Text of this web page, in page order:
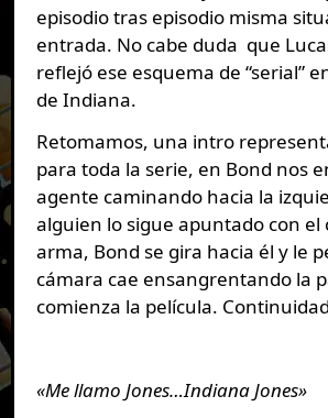
episodio tras episodio misma
entrada. No cabe duda que
reflejó ese esquema de “serial”
de Indiana.
Retomamos, una intro
para toda la serie, en Bond nos
agente caminando hacia la
alguien lo sigue apuntado con el
arma, Bond se gira hacia él y le
cámara cae ensangrentando la
comienza la película.
«Me llamo Jones…Indiana Jones»